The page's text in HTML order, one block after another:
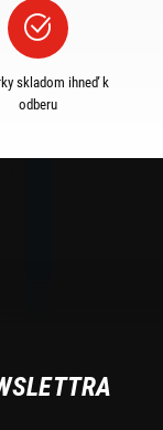
skladom ihneď k
odberu